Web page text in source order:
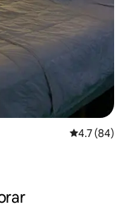
Calificación
4.7 (84)